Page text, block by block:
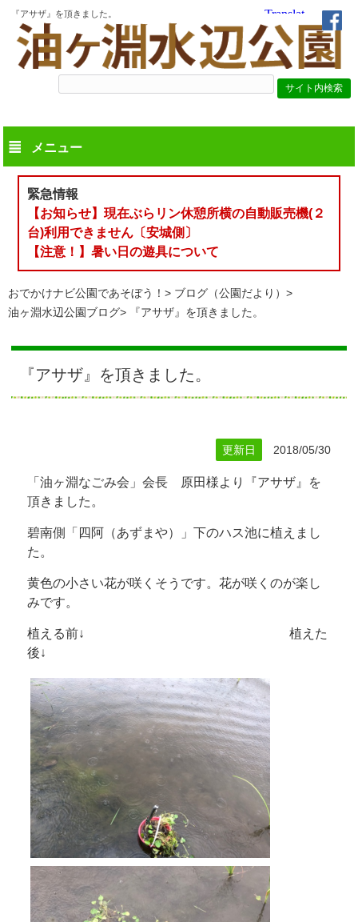
『アサザ』を頂きました。
メニュー
緊急情報
【お知らせ】現在ぶらリン休憩所横の自動販売機(２
台)利用できません〔安城側〕
【注意！】暑い日の遊具について
おでかけナビ公園であそぼう！
ブログ（公園だより）
油ヶ淵水辺公園ブログ
『アサザ』を頂きました。
『アサザ』を頂きました。
更新日 2018/05/30
「油ヶ淵なごみ会」会長 原田様より『アサザ』を
頂きました。
碧南側「四阿（あずまや）」下のハス池に植えまし
た。
黄色の小さい花が咲くそうです。花が咲くのが楽し
みです。
植える前↓ 植えた
後↓